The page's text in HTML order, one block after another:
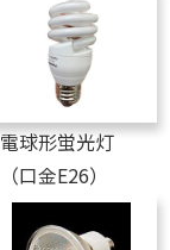
電球形蛍光灯
（口金E26）